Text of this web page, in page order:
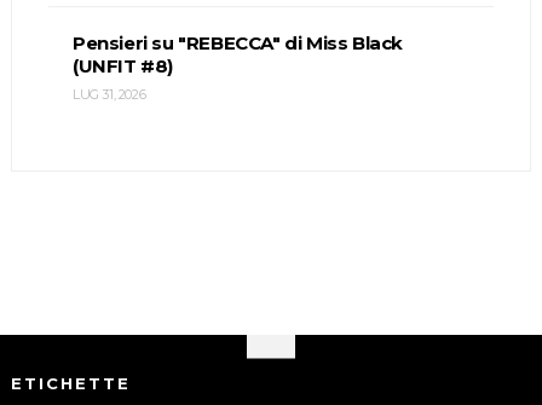
Pensieri su "REBECCA" di Miss Black
(UNFIT #8)
LUG 31, 2026
ETICHETTE